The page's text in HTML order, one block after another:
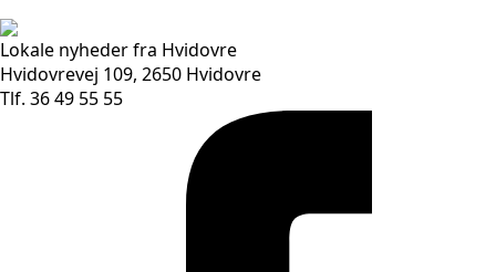
Lokale nyheder fra Hvidovre
Hvidovrevej 109, 2650 Hvidovre
Tlf. 36 49 55 55